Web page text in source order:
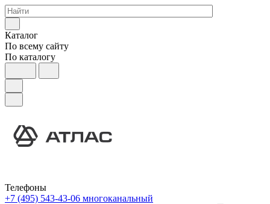
Каталог
По всему сайту
По каталогу
Телефоны
+7 (495) 543-43-06 многоканальный